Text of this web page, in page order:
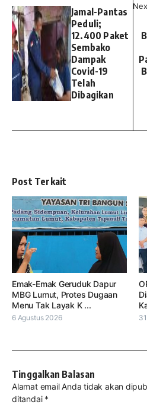
Jamal-Pantas
Peduli;
12.400 Paket
Sembako
Dampak
Covid-19
Telah
Dibagikan
Post Terkait
Emak-Emak Geruduk Dapur
MBG Lumut, Protes Dugaan
Menu Tak Layak K ...
6 Agustus 2026
Tinggalkan Balasan
Alamat email Anda tidak akan
ditandai *